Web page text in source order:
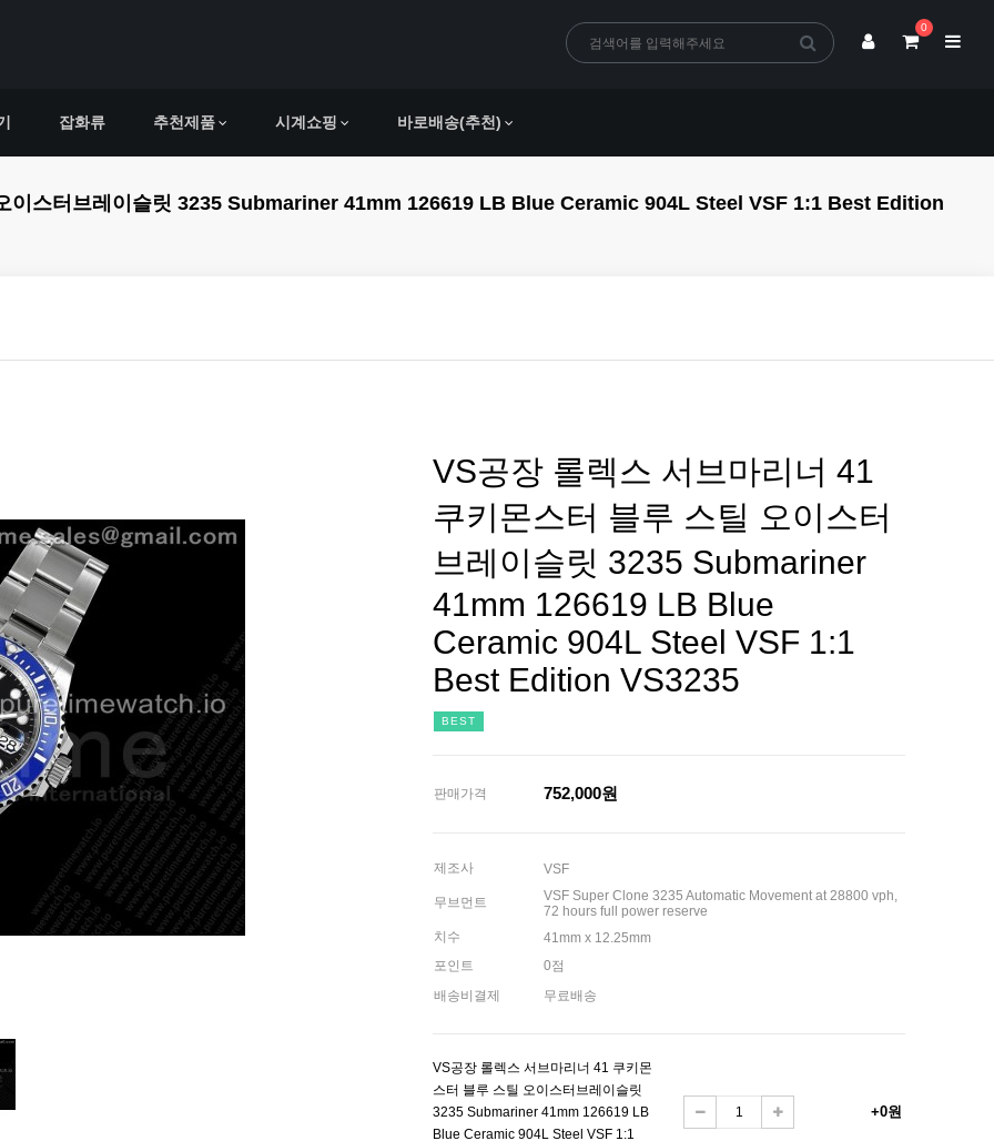
0
잡화류 추천제품 시계쇼핑 바로배송(추천)
이스터브레이슬릿 3235 Submariner 41mm 126619 LB Blue Ceramic 904L Steel VSF 1:1 Best Edition
VS공장 롤렉스 서브마리너 41
쿠키몬스터 블루 스틸 오이스터
브레이슬릿 3235 Submariner
41mm 126619 LB Blue
Ceramic 904L Steel VSF 1:1
Best Edition VS3235
BEST
판매가격 752,000원
제조사 VSF
무브먼트
VSF Super Clone 3235 Automatic Movement at 28800 vph,
72 hours full power reserve
치수
41mm x 12.25mm
포인트
0점
배송비결제
무료배송
VS공장 롤렉스 서브마리너 41 쿠키몬
스터 블루 스틸 오이스터브레이슬릿
3235 Submariner 41mm 126619 LB
Blue Ceramic 904L Steel VSF 1:1
+0원